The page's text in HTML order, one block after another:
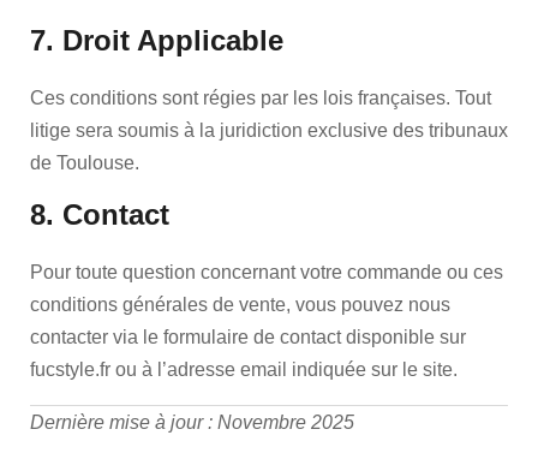
7. Droit Applicable
Ces conditions sont régies par les lois françaises. Tout
litige sera soumis à la juridiction exclusive des tribunaux
de Toulouse.
8. Contact
Pour toute question concernant votre commande ou ces
conditions générales de vente, vous pouvez nous
contacter via le formulaire de contact disponible sur
fucstyle.fr ou à l’adresse email indiquée sur le site.
Dernière mise à jour : Novembre 2025